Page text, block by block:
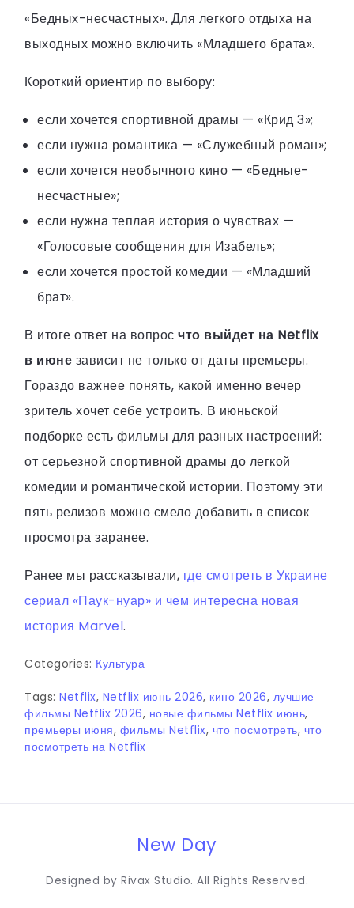
«Бедных-несчастных». Для легкого отдыха на
выходных можно включить «Младшего брата».
Короткий ориентир по выбору:
если хочется спортивной драмы — «Крид 3»;
если нужна романтика — «Служебный роман»;
если хочется необычного кино — «Бедные-
несчастные»;
если нужна теплая история о чувствах —
«Голосовые сообщения для Изабель»;
если хочется простой комедии — «Младший
брат».
В итоге ответ на вопрос что выйдет на Netflix
в июне зависит не только от даты премьеры.
Гораздо важнее понять, какой именно вечер
зритель хочет себе устроить. В июньской
подборке есть фильмы для разных настроений:
от серьезной спортивной драмы до легкой
комедии и романтической истории. Поэтому эти
пять релизов можно смело добавить в список
просмотра заранее.
Ранее мы рассказывали, где смотреть в Украине
сериал «Паук-нуар» и чем интересна новая
история Marvel.
Categories: Культура
Tags: Netflix, Netflix июнь 2026, кино 2026, лучшие
фильмы Netflix 2026, новые фильмы Netflix июнь,
премьеры июня, фильмы Netflix, что посмотреть, что
посмотреть на Netflix
New Day
Designed by Rivax Studio. All Rights Reserved.